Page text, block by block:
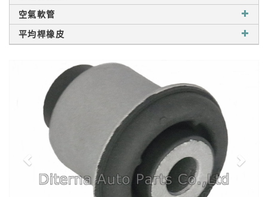
空氣軟管
平均桿橡皮